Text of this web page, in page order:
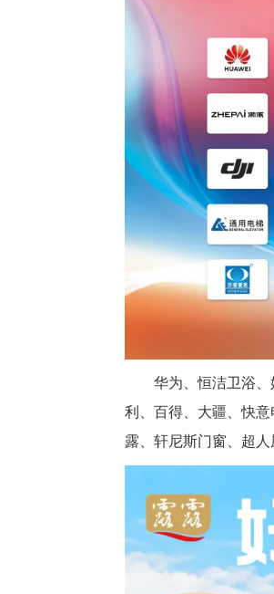
华为、恒洁卫浴
利、百得、大疆、快
露、轩尼斯门窗、超